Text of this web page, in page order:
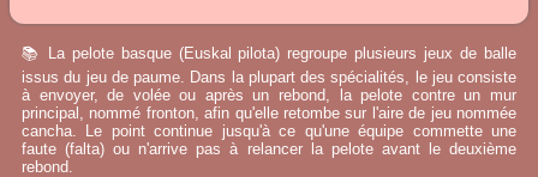
📚 La pelote basque (Euskal pilota) regroupe plusieurs jeux de balle
issus du jeu de paume. Dans la plupart des spécialités, le jeu consiste
à envoyer, de volée ou après un rebond, la pelote contre un mur
principal, nommé fronton, afin qu'elle retombe sur l'aire de jeu nommée
cancha. Le point continue jusqu'à ce qu'une équipe commette une
faute (falta) ou n'arrive pas à relancer la pelote avant le deuxième
rebond.